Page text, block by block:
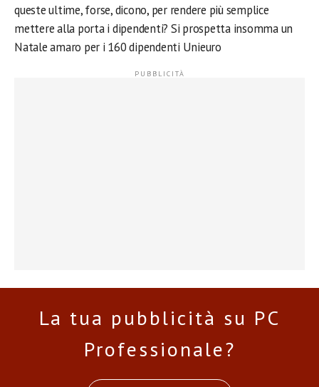
queste ultime, forse, dicono, per rendere più semplice
mettere alla porta i dipendenti? Si prospetta insomma un
Natale amaro per i 160 dipendenti Unieuro
La tua pubblicità su PC
Professionale?